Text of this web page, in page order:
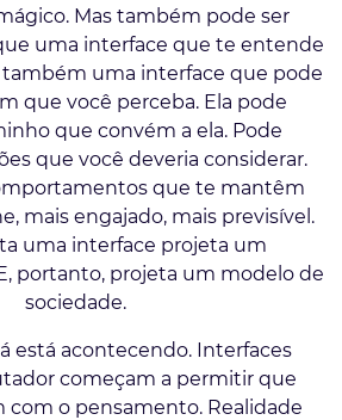
Mas também pode ser
uma interface que te entende
uma interface que pode
que você perceba. Ela pode
que convém a ela. Pode
que você deveria considerar.
que te mantêm
mais engajado, mais previsível.
uma interface projeta um
portanto, projeta um modelo de
sociedade.
está acontecendo. Interfaces
começam a permitir que
com o pensamento. Realidade